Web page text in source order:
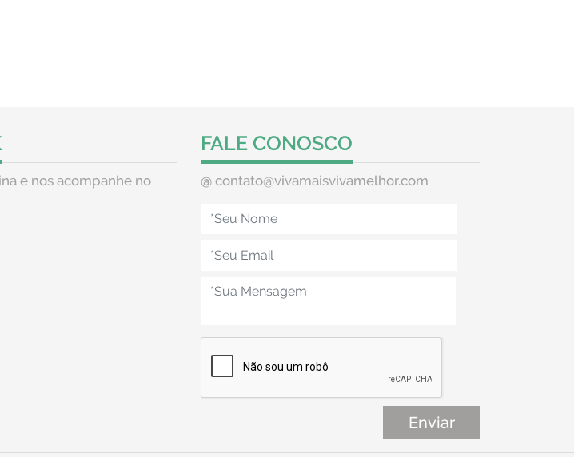
e nos acompanhe no
FALE CONOSCO
@ contato@vivamaisvivamelhor.com